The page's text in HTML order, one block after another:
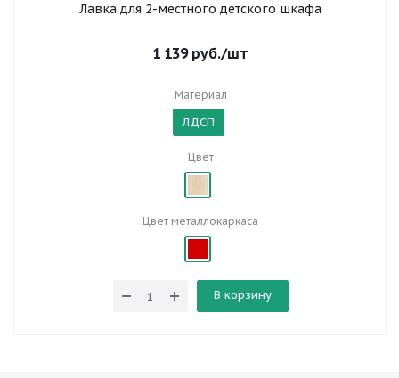
Лавка для 2-местного детского шкафа
1 139руб./шт
Материал
ЛДСП
Цвет
Цвет металлокаркаса
В корзину